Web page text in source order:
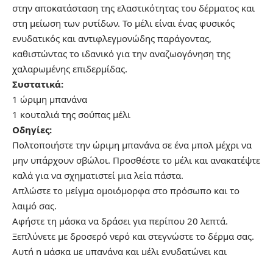
στην αποκατάσταση της ελαστικότητας του δέρματος και
στη μείωση των ρυτίδων. Το μέλι είναι ένας φυσικός
ενυδατικός και αντιφλεγμονώδης παράγοντας,
καθιστώντας το ιδανικό για την αναζωογόνηση της
χαλαρωμένης επιδερμίδας.
Συστατικά:
1 ώριμη μπανάνα
1 κουταλιά της σούπας μέλι
Οδηγίες:
Πολτοποιήστε την ώριμη μπανάνα σε ένα μπολ μέχρι να
μην υπάρχουν σβώλοι. Προσθέστε το μέλι και ανακατέψτε
καλά για να σχηματιστεί μια λεία πάστα.
Απλώστε το μείγμα ομοιόμορφα στο πρόσωπο και το
λαιμό σας.
Αφήστε τη μάσκα να δράσει για περίπου 20 λεπτά.
Ξεπλύνετε με δροσερό νερό και στεγνώστε το δέρμα σας.
Αυτή η μάσκα με μπανάνα και μέλι ενυδατώνει και